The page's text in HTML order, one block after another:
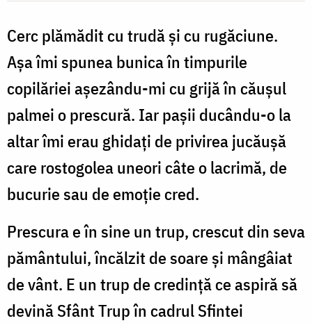
Cerc plămădit cu trudă și cu rugăciune.
Așa îmi spunea bunica în timpurile
copilăriei așezându-mi cu grijă în căuşul
palmei o prescură. Iar paşii ducându-o la
altar îmi erau ghidaţi de privirea jucăuşă
care rostogolea uneori câte o lacrimă, de
bucurie sau de emoţie cred.
Prescura e în sine un trup, crescut din seva
pământului, încălzit de soare şi mângâiat
de vânt. E un trup de credinţă ce aspiră să
devină Sfânt Trup în cadrul Sfintei